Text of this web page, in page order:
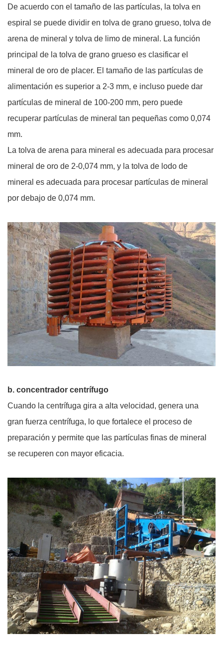
De acuerdo con el tamaño de las partículas, la tolva en
espiral se puede dividir en tolva de grano grueso, tolva de
arena de mineral y tolva de limo de mineral. La función
principal de la tolva de grano grueso es clasificar el
mineral de oro de placer. El tamaño de las partículas de
alimentación es superior a 2-3 mm, e incluso puede dar
partículas de mineral de 100-200 mm, pero puede
recuperar partículas de mineral tan pequeñas como 0,074
mm.
La tolva de arena para mineral es adecuada para procesar
mineral de oro de 2-0,074 mm, y la tolva de lodo de
mineral es adecuada para procesar partículas de mineral
por debajo de 0,074 mm.
b. concentrador centrífugo
Cuando la centrífuga gira a alta velocidad, genera una
gran fuerza centrífuga, lo que fortalece el proceso de
preparación y permite que las partículas finas de mineral
se recuperen con mayor eficacia.